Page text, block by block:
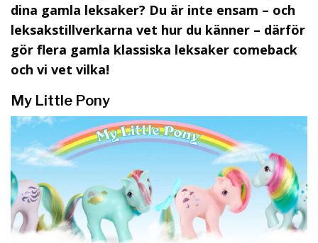
dina gamla leksaker? Du är inte ensam – och
leksakstillverkarna vet hur du känner – därför
gör flera gamla klassiska leksaker comeback
och vi vet vilka!
My Little Pony